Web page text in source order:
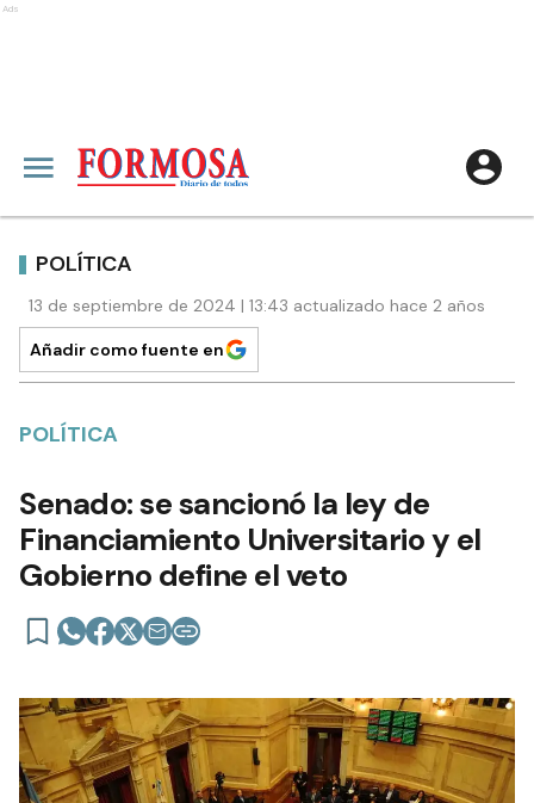
Ads
POLÍTICA
13 de septiembre de 2024 | 13:43 actualizado hace 2 años
Añadir como fuente en
POLÍTICA
Senado: se sancionó la ley de
Financiamiento Universitario y el
Gobierno define el veto